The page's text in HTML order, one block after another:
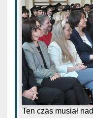
Ten czas musiał